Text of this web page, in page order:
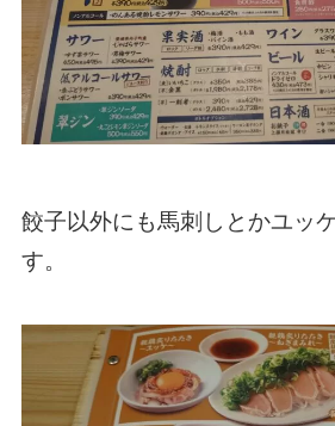
餃子以外にも馬刺しとかユッ
す。